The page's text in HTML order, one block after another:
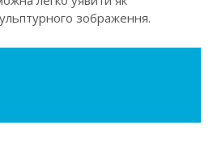
зображення.